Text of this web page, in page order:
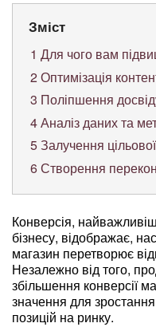
Зміст
1 Для чого вам
2Оптимізація
3 Поліпшення
4Аналіз даних та
5Залучення
6Створення
Конверсія,
бізнесу, відображає,
магазин перетворює
Незалежно від того,
збільшення конверсії
значення для
позицій на ринку.